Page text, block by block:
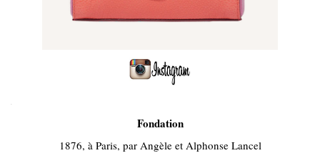
.
Fondation
1876, à Paris, par Angèle et Alphonse Lancel